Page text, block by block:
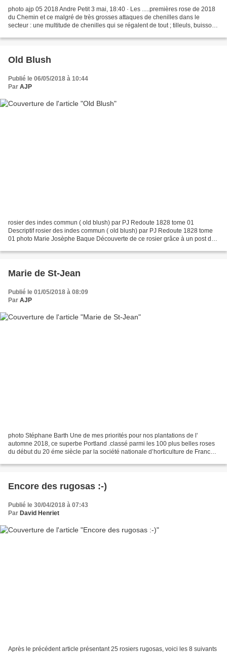
photo ajp 05 2018 Andre Petit 3 mai, 18:40 · Les .....premières rose de 2018
du Chemin et ce malgré de très grosses attaques de chenilles dans le
secteur : une multitude de chenilles qui se régalent de tout ; tilleuls, buissons
Old Blush
Publié le 06/05/2018 à 10:44
Par AJP
rosier des indes commun ( old blush) par PJ Redoute 1828 tome 01
Descriptif rosier des indes commun ( old blush) par PJ Redoute 1828 tome
01 photo Marie Josèphe Baque Découverte de ce rosier grâce à un post de
Marie de St-Jean
Publié le 01/05/2018 à 08:09
Par AJP
photo Stéphane Barth Une de mes priorités pour nos plantations de l'
automne 2018, ce superbe Portland .classé parmi les 100 plus belles roses
du début du 20 éme siècle par la société nationale d’horticulture de France
Encore des rugosas :-)
Publié le 30/04/2018 à 07:43
Par David Henriet
Après le précédent article présentant 25 rosiers rugosas, voici les 8 suivants